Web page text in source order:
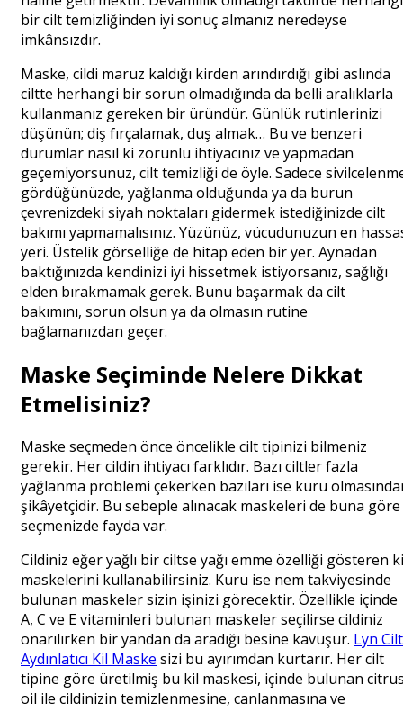
bir cilt temizliğinden iyi sonuç almanız neredeyse
imkânsızdır.
Maske, cildi maruz kaldığı kirden arındırdığı gibi aslında
ciltte herhangi bir sorun olmadığında da belli aralıklarla
kullanmanız gereken bir üründür. Günlük rutinlerinizi
düşünün; diş fırçalamak, duş almak… Bu ve benzeri
durumlar nasıl ki zorunlu ihtiyacınız ve yapmadan
geçemiyorsunuz, cilt temizliği de öyle. Sadece
gördüğünüzde, yağlanma olduğunda ya da burun
çevrenizdeki siyah noktaları gidermek istediğinizde cilt
bakımı yapmamalısınız. Yüzünüz, vücudunuzun en
yeri. Üstelik görselliğe de hitap eden bir yer. Aynadan
baktığınızda kendinizi iyi hissetmek istiyorsanız, sağlığı
elden bırakmamak gerek. Bunu başarmak da cilt
bakımını, sorun olsun ya da olmasın rutine
bağlamanızdan geçer.
Maske Seçiminde Nelere Dikkat
Etmelisiniz?
Maske seçmeden önce öncelikle cilt tipinizi bilmeniz
gerekir. Her cildin ihtiyacı farklıdır. Bazı ciltler fazla
yağlanma problemi çekerken bazıları ise kuru
şikâyetçidir. Bu sebeple alınacak maskeleri de buna göre
seçmenizde fayda var.
Cildiniz eğer yağlı bir ciltse yağı emme özelliği gösteren
maskelerini kullanabilirsiniz. Kuru ise nem takviyesinde
bulunan maskeler sizin işinizi görecektir. Özellikle içinde
A, C ve E vitaminleri bulunan maskeler seçilirse cildiniz
onarılırken bir yandan da aradığı besine kavuşur. Lyn Cilt
Aydınlatıcı Kil Maske sizi bu ayırımdan kurtarır. Her cilt
tipine göre üretilmiş bu kil maskesi, içinde bulunan
oil ile cildinizin temizlenmesine, canlanmasına ve